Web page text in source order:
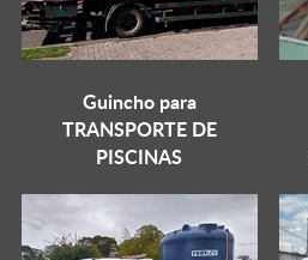
Guincho para
TRANSPORTE DE
PISCINAS